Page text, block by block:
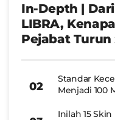
In-Depth | Dari
LIBRA,
Pejabat Turun
Standar
Menjadi 100
Inilah 15